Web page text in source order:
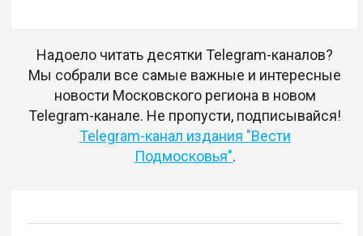
Надоело читать десятки Telegram-каналов?
Мы собрали все самые важные и интересные
новости Московского региона в новом
Telegram-канале. Не пропусти, подписывайся!
Telegram-канал издания "Вести
Подмосковья".